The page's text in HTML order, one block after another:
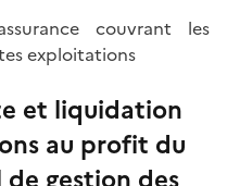
couvrant les
exploitations
et liquidation
au profit du